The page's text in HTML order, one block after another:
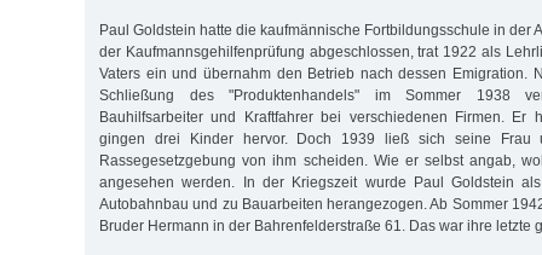
Paul Goldstein hatte die kaufmännische Fortbildungsschule in der
der Kaufmannsgehilfenprüfung abgeschlossen, trat 1922 als
Vaters ein und übernahm den Betrieb nach dessen Emigration.
Schließung des "Produktenhandels" im Sommer 1938
Bauhilfsarbeiter und Kraftfahrer bei verschiedenen Firmen. Er
gingen drei Kinder hervor. Doch 1939 ließ sich seine Frau
Rassegesetzgebung von ihm scheiden. Wie er selbst angab,
angesehen werden. In der Kriegszeit wurde Paul Goldstein
Autobahnbau und zu Bauarbeiten herangezogen. Ab Sommer
Bruder Hermann in der Bahrenfelderstraße 61. Das war ihre letzte